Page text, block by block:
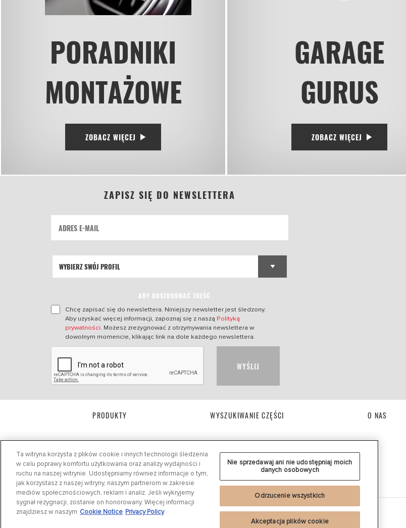
PORADNIKI
MONTAŻOWE
ZOBACZ WIĘCEJ
GARAGE
GURUS
ZOBACZ WIĘCEJ
ZAPISZ SIĘ DO NEWSLETTERA
ABY DOSTOSOWAĆ TREŚĆ
Chcę zapisać się do newslettera. Niniejszy newsletter jest śledzony.
Aby uzyskać więcej informacji, zapoznaj się z naszą Polityką
prywatności. Możesz zrezygnować z otrzymywania newslettera w
dowolnym momencie, klikając link na dole każdego newslettera.
WYŚLIJ
PRODUKTY WYSZUKIWANIE CZĘŚCI O NAS
Polityka prywatności Cookie Notice Regulamin
Ta witryna korzysta z plików cookie i innych technologii śledzenia
w celu poprawy komfortu użytkowania oraz analizy wydajności i
ruchu na naszej witrynie. Udostępniamy również informacje o tym,
jak korzystasz z naszej witryny, naszym partnerom w zakresie
mediów społecznościowych, reklam i analiz. Jeśli wykryjemy
sygnał rezygnacji, zostanie on honorowany. Więcej informacji
znajdziesz w naszym Cookie Notice Privacy Policy
Nie sprzedawaj ani nie udostępniaj moich
danych osobowych
Odrzucenie wszystkich
Akceptacja plików cookie